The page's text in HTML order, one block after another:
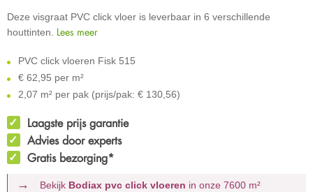
Deze visgraat PVC click vloer is leverbaar in 6 verschillende
houttinten. Lees meer
PVC click vloeren Fisk 515
€ 62,95 per m²
2,07 m² per pak (prijs/pak: € 130,56)
Laagste prijs garantie
Advies door experts
Gratis bezorging*
Bekijk Bodiax pvc click vloeren in onze 7600 m²